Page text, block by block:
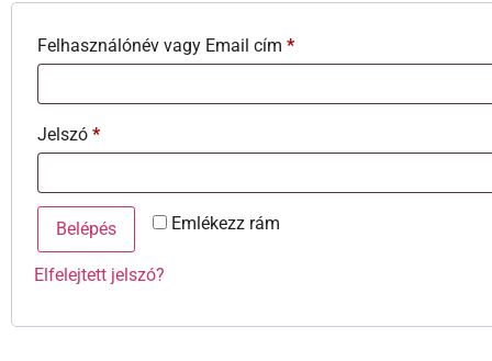
Felhasználónév vagy Email cím *
Jelszó *
Emlékezz rám
Belépés
Elfelejtett jelszó?